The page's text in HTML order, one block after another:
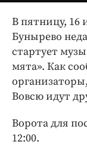
ПРОЕКТЫ
Блоги
Издания
Бренд
В пятницу, 16
Бунырево
стартует
мята». Как
Вовсю идут
Ворота для
12:00.